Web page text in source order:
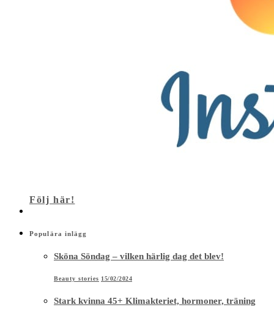
Följ här!
Populära inlägg
Sköna Söndag – vilken härlig dag det blev!
Beauty stories 15/02/2024
Stark kvinna 45+ Klimakteriet, hormoner, träning